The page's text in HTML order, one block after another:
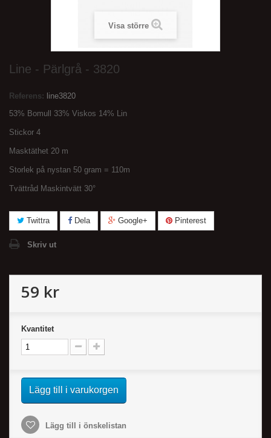
Visa större
Line - Pärlgrå - 3820
Referens: line3820
53% Bomull 33% Viskos 14% Lin
Stickor 4
Masktäthet 20 m
Storlek på nystan 50 gram = 110m
Tvättråd Maskintvätt 30°
Twittra Dela Google+ Pinterest
Skriv ut
59 kr
Kvantitet
Lägg till i varukorgen
Lägg till i önskelistan